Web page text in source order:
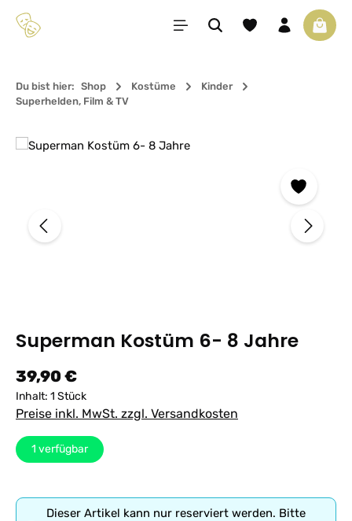
Zum Hauptinhalt springen Du hast 0 Produkte
Du bist hier: Shop Kostüme
Kinder
Superhelden, Film & TV
Bildergalerie überspringen
Superman Kostüm 6- 8 Jahre
Regulärer Preis:
39,90 €
Inhalt: 1 Stück
Preise inkl. MwSt. zzgl. Versandkosten
1 verfügbar
Dieser Artikel kann nur reserviert werden. Bitte